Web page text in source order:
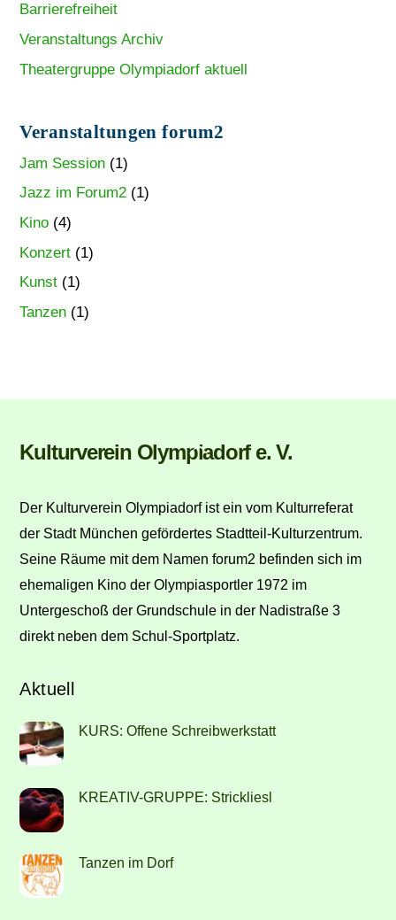
Barrierefreiheit
Veranstaltungs Archiv
Theatergruppe Olympiadorf aktuell
Veranstaltungen forum2
Jam Session (1)
Jazz im Forum2 (1)
Kino (4)
Konzert (1)
Kunst (1)
Tanzen (1)
Back
Kulturverein Olympiadorf e. V.
Der Kulturverein Olympiadorf ist ein vom Kulturreferat
der Stadt München gefördertes Stadtteil-Kulturzentrum.
Seine Räume mit dem Namen forum2 befinden sich im
ehemaligen Kino der Olympiasportler 1972 im
Untergeschoß der Grundschule in der Nadistraße 3
direkt neben dem Schul-Sportplatz.
Aktuell
KURS: Offene Schreibwerkstatt
KREATIV-GRUPPE: Strickliesl
Tanzen im Dorf